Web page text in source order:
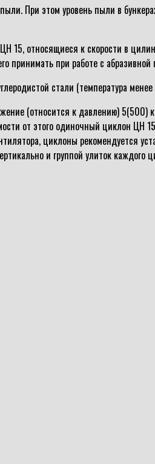
При этом уровень пыли в
15, относящиеся к скорости в
принимать при работе с
стали (температура
(относится к давлению) 5(500)
от этого одиночный циклон
циклоны рекомендуется
и группой улиток